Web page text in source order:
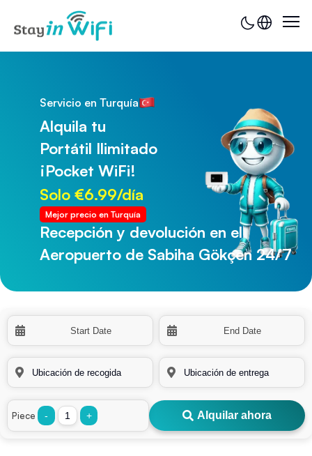
Servicio en Turquía
Alquila tu
Portátil Ilimitado
¡Pocket WiFi!
Solo €6.99/día
Mejor precio en Turquía
Recepción y devolución en el
Aeropuerto de Sabiha Gökçen 24/7
Recepción y devolución en el
Aeropuerto de Trabzon 24/7
Piece - + Alquilar ahora